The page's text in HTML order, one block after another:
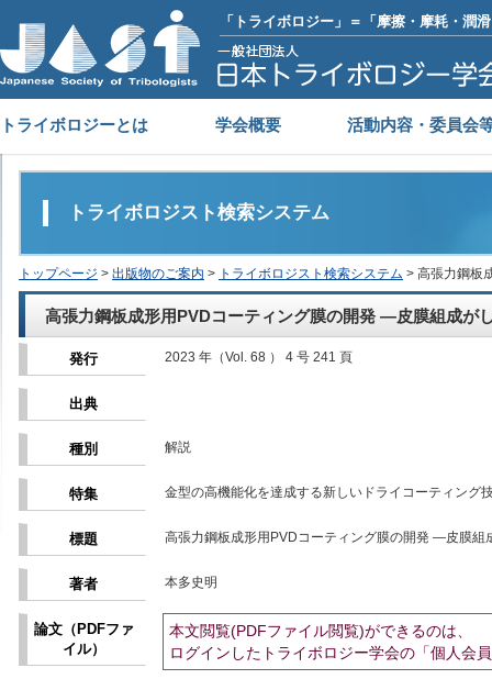
「トライボロジー」＝「摩擦・摩耗・潤
トライボロジーとは 学会概要 活動内容・委員会
トライボロジスト検索システム
トップページ > 出版物のご案内 > トライボロジスト検索システム > 高張力鋼板
高張力鋼板成形用PVDコーティング膜の開発 ―皮膜組成が
発行 2023 年（Vol. 68 ） 4 号 241 頁
出典
種別 解説
特集 金型の高機能化を達成する新しいドライコーティング
標題 高張力鋼板成形用PVDコーティング膜の開発 ―皮膜
著者 本多史明
論文（PDFファ
イル）
本文閲覧(PDFファイル閲覧)ができるのは、
ログインしたトライボロジー学会の「個人会